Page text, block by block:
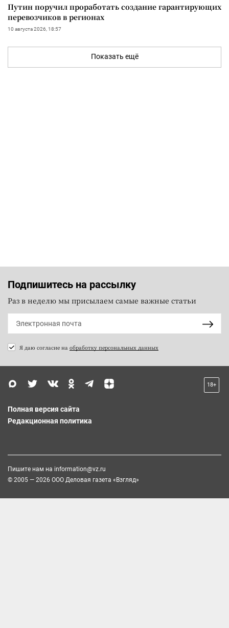
Путин поручил проработать создание гарантирующих
перевозчиков в регионах
10 августа 2026, 18:57
Показать ещё
Подпишитесь на рассылку
Раз в неделю мы присылаем самые важные статьи
Я даю согласие на обработку персональных данных
18+
Полная версия сайта
Редакционная политика
Пишите нам на information@vz.ru
© 2005 — 2026 ООО Деловая газета «Взгляд»